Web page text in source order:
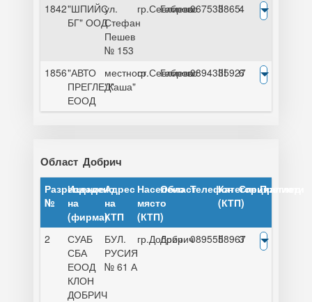
1842"ШПИЙС
БГ" ООД
ул.
Стефан
Пешев
№ 153
гр.Севлиево
Габрово067533865
II 4
1856"АВТО
ПРЕГЛЕД"
ЕООД
местност
"Каша"
гр.Севлиево
Габрово0894335927
III 6
Област Добрич
Разрешение
№
Издадено
на
(фирма)
Адрес
на
КТП
Населено
място
(КТП)
ОбластТелефонКатегория
(КТП)
Специалисти
Преглед
2
СУАБ
СБА
ЕООД
КЛОН
ДОБРИЧ
БУЛ.
РУСИЯ
№ 61 А
гр.Добрич
Добрич0895558967
II 3